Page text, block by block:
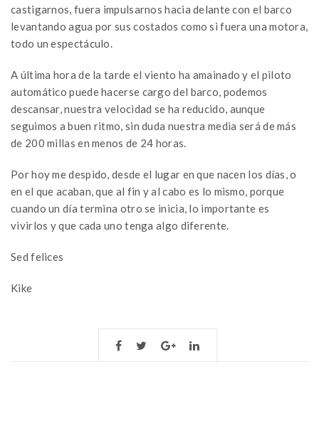
castigarnos, fuera impulsarnos hacia delante con el barco
levantando agua por sus costados como si fuera una motora,
todo un espectáculo.
A última hora de la tarde el viento ha amainado y el piloto
automático puede hacerse cargo del barco, podemos
descansar, nuestra velocidad se ha reducido, aunque
seguimos a buen ritmo, sin duda nuestra media será de más
de 200 millas en menos de 24 horas.
Por hoy me despido, desde el lugar en que nacen los días, o
en el que acaban, que al fin y al cabo es lo mismo, porque
cuando un día termina otro se inicia, lo importante es
vivirlos y que cada uno tenga algo diferente.
Sed felices
Kike